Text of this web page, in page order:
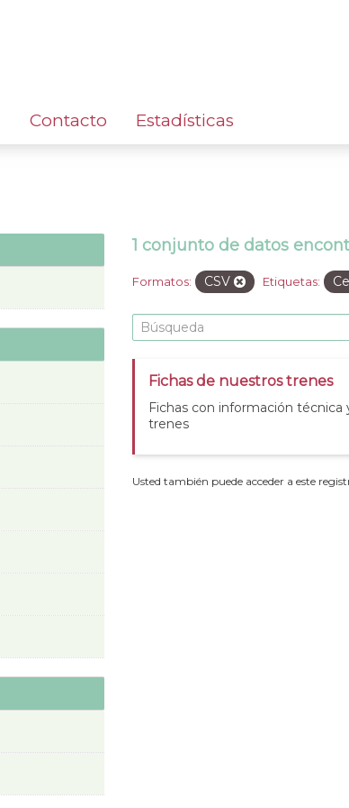
Contacto Estadísticas
1 conjunto de datos
Formatos: CSV Etiquetas:
Fichas de nuestros trenes
Fichas con información
trenes
Usted también puede acceder a este